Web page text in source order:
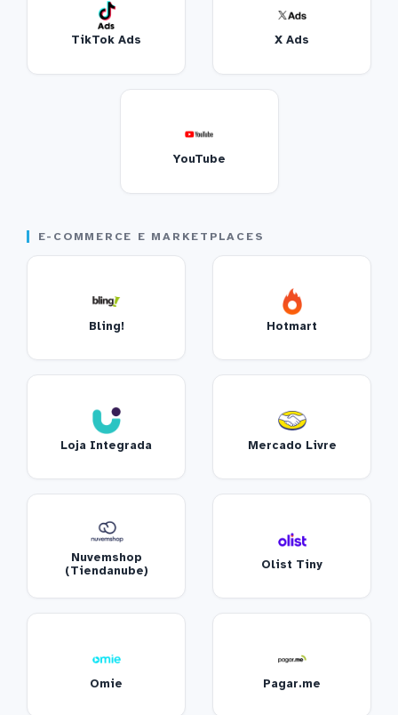
TikTok Ads X Ads
YouTube
E-COMMERCE E MARKETPLACES
Bling! Hotmart
Loja Integrada Mercado Livre
Nuvemshop
(Tiendanube)
Olist Tiny
Omie Pagar.me